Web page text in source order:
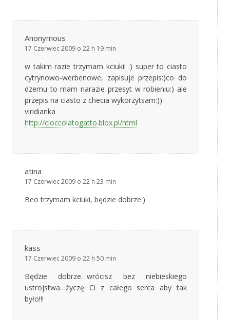
Anonymous
17 Czerwiec 2009 o 22 h 19 min
w takim razie trzymam kciuki! :) super to ciasto
cytrynowo-werbenowe, zapisuje przepis:)co do
dzemu to mam narazie przesyt w robieniu:) ale
przepis na ciasto z checia wykorzytsam:))
viridianka
http://cioccolatogatto.blox.pl/html
atina
17 Czerwiec 2009 o 22 h 23 min
Beo trzymam kciuki, będzie dobrze:)
kass
17 Czerwiec 2009 o 22 h 50 min
Będzie dobrze…wrócisz bez niebieskiego
ustrojstwa…życzę Ci z całego serca aby tak
było!!!